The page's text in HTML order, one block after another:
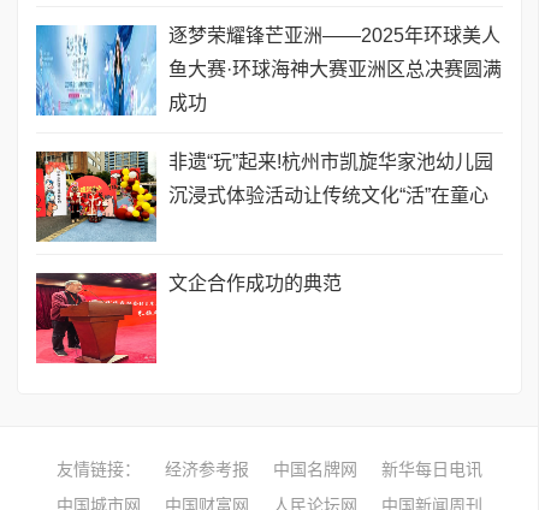
逐梦荣耀锋芒亚洲——2025年环球美人
鱼大赛·环球海神大赛亚洲区总决赛圆满
成功
​非遗“玩”起来!杭州市凯旋华家池幼儿园
沉浸式体验活动让传统文化“活”在童心
文企合作成功的典范
友情链接： 经济参考报 中国名牌网
新华每日电讯
中国城市网
中国财富网 人民论坛网 中国新闻周刊